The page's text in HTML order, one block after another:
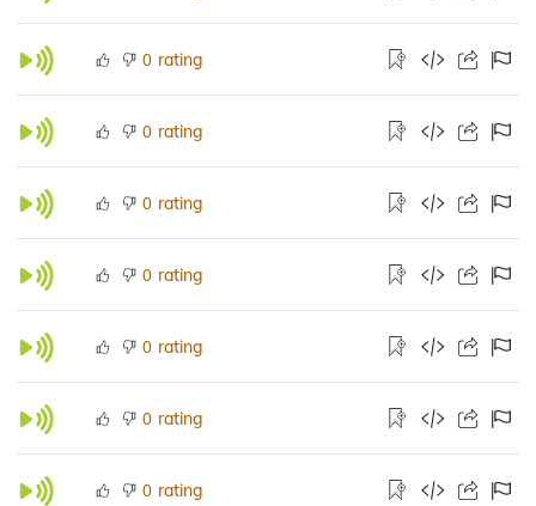
0 rating
0 rating
0 rating
0 rating
0 rating
0 rating
0 rating